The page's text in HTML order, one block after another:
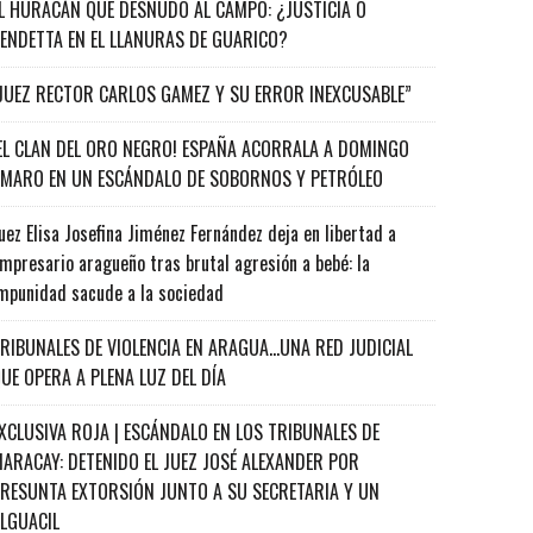
HURACÁN QUE DESNUDÓ AL CAMPO: ¿JUSTICIA O
EN EL LLANURAS DE GUARICO?
RECTOR CARLOS GAMEZ Y SU ERROR INEXCUSABLE”
CLAN DEL ORO NEGRO! ESPAÑA ACORRALA A DOMINGO
EN UN ESCÁNDALO DE SOBORNOS Y PETRÓLEO
Elisa Josefina Jiménez Fernández deja en libertad a
aragueño tras brutal agresión a bebé: la
sacude a la sociedad
DE VIOLENCIA EN ARAGUA…UNA RED JUDICIAL
OPERA A PLENA LUZ DEL DÍA
ROJA | ESCÁNDALO EN LOS TRIBUNALES DE
DETENIDO EL JUEZ JOSÉ ALEXANDER POR
EXTORSIÓN JUNTO A SU SECRETARIA Y UN